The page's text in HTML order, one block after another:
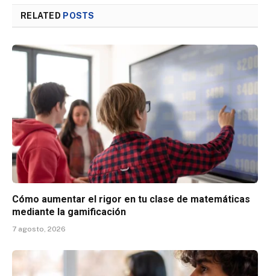
RELATED POSTS
Cómo aumentar el rigor en tu clase de matemáticas
mediante la gamificación
7 agosto, 2026